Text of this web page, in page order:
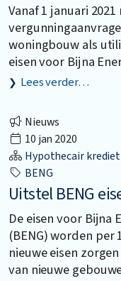
Vanaf 1 januari
woningbouw als
eisen voor Bijna
Lees verder…
Nieuws
10 jan 2020
Hypothecair krediet
BENG
Uitstel BENG
De eisen voor Bijna
(BENG) worden per
nieuwe eisen
van nieuwe